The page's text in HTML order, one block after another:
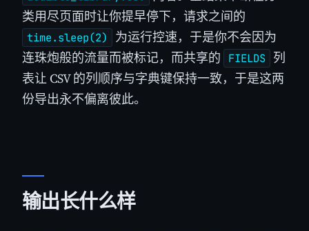
类用尽页面时让你提早停下，请求之间的
time.sleep(2)
为运行控速，于是你不会因为
连珠炮般的流量而被标记，而共享的
FIELDS 列
表让 CSV 的列顺序与字典键保持一致，于是这两
份导出永不偏离彼此。
输出长什么样